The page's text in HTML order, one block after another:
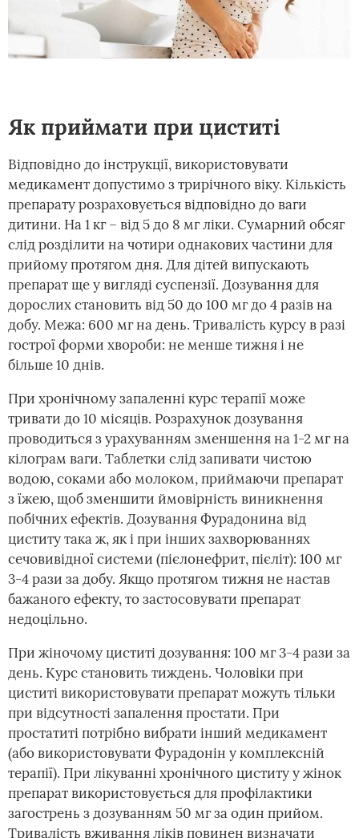
Як приймати при циститі
Відповідно до інструкції, використовувати
медикамент допустимо з трирічного віку. Кількість
препарату розраховується відповідно до ваги
дитини. На 1 кг – від 5 до 8 мг ліки. Сумарний обсяг
слід розділити на чотири однакових частини для
прийому протягом дня. Для дітей випускають
препарат ще у вигляді суспензії. Дозування для
дорослих становить від 50 до 100 мг до 4 разів на
добу. Межа: 600 мг на день. Тривалість курсу в разі
гострої форми хвороби: не менше тижня і не
більше 10 днів.
При хронічному запаленні курс терапії може
тривати до 10 місяців. Розрахунок дозування
проводиться з урахуванням зменшення на 1-2 мг на
кілограм ваги. Таблетки слід запивати чистою
водою, соками або молоком, приймаючи препарат
з їжею, щоб зменшити ймовірність виникнення
побічних ефектів. Дозування Фурадонина від
циститу така ж, як і при інших захворюваннях
сечовивідної системи (пієлонефрит, пієліт): 100 мг
3-4 рази за добу. Якщо протягом тижня не настав
бажаного ефекту, то застосовувати препарат
недоцільно.
При жіночому циститі дозування: 100 мг 3-4 рази за
день. Курс становить тиждень. Чоловіки при
циститі використовувати препарат можуть тільки
при відсутності запалення простати. При
простатиті потрібно вибрати інший медикамент
(або використовувати Фурадонін у комплексній
терапії). При лікуванні хронічного циститу у жінок
препарат використовується для профілактики
загострень з дозуванням 50 мг за один прийом.
Тривалість вживання ліків повинен визначати